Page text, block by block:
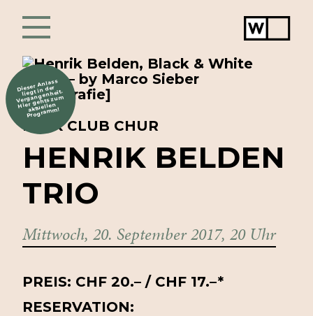
Chur
Dieser Anlass
liegt in der
Vergangenheit.
Hier gehts zum
aktuellen
Programm!
FOLK CLUB CHUR
HENRIK BELDEN
TRIO
Mittwoch, 20. September 2017, 20 Uhr
PREIS: CHF 20.– / CHF 17.–*
RESERVATION: